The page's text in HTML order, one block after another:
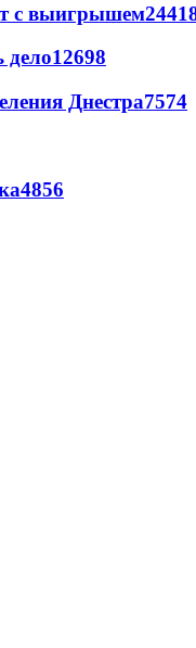
с выигрышем
дело12698
Днестра7574
4856